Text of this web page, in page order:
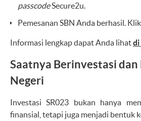
passcodeSecure2u.
Pemesanan SBN Anda berhasil. Klik
Informasi lengkap dapat Anda lihatdi
Saatnya Berinvestasi
Negeri
Investasi SR023 bukan hanya
finansial, tetapi juga menjadi bentuk